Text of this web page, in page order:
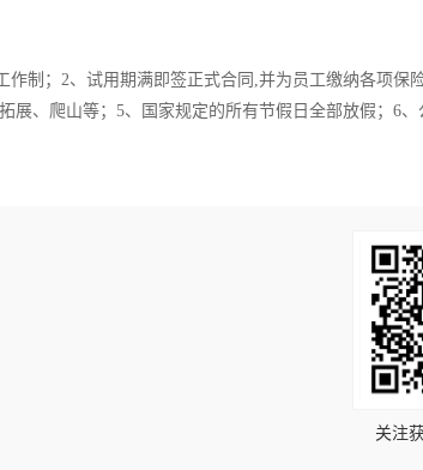
制；2、试用期满即签正式合同,并为员工缴纳各项保
展、爬山等；5、国家规定的所有节假日全部放假；6
关注